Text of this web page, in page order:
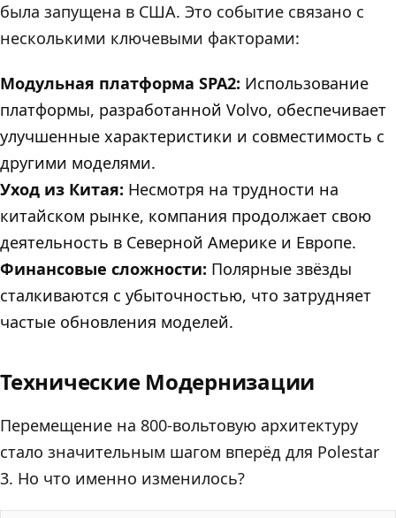
была запущена в США. Это событие связано с
несколькими ключевыми факторами:
Модульная платформа SPA2: Использование
платформы, разработанной Volvo, обеспечивает
улучшенные характеристики и совместимость с
другими моделями.
Уход из Китая: Несмотря на трудности на
китайском рынке, компания продолжает свою
деятельность в Северной Америке и Европе.
Финансовые сложности: Полярные звёзды
сталкиваются с убыточностью, что затрудняет
частые обновления моделей.
Технические Модернизации
Перемещение на 800-вольтовую архитектуру
стало значительным шагом вперёд для Polestar
3. Но что именно изменилось?